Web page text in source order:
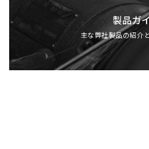
製品ガ
主な弊社製品の紹介